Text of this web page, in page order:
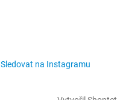
Sledovat na Instagramu